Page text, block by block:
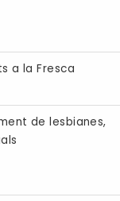
a la Fresca
de lesbianes,